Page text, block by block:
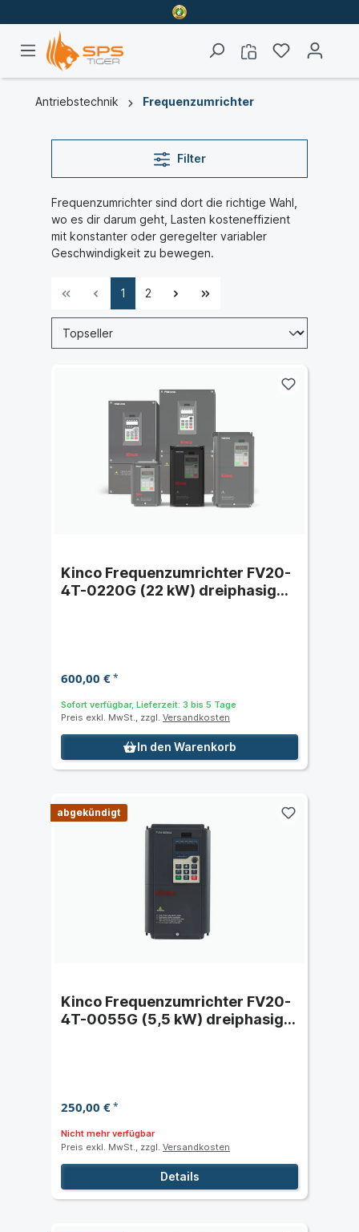
Antriebstechnik Frequenzumrichter
Filter
Frequenzumrichter sind dort die richtige Wahl,
wo es dir darum geht, Lasten kosteneffizient
mit konstanter oder geregelter variabler
Geschwindigkeit zu bewegen.
1 2
Kinco Frequenzumrichter FV20-
4T-0220G (22 kW) dreiphasig
600,00 €*
Sofort verfügbar, Lieferzeit: 3 bis 5 Tage
Preis exkl. MwSt., zzgl. Versandkosten
In den Warenkorb
abgekündigt
Kinco Frequenzumrichter FV20-
4T-0055G (5,5 kW) dreiphasig
250,00 €*
Nicht mehr verfügbar
Preis exkl. MwSt., zzgl. Versandkosten
Details